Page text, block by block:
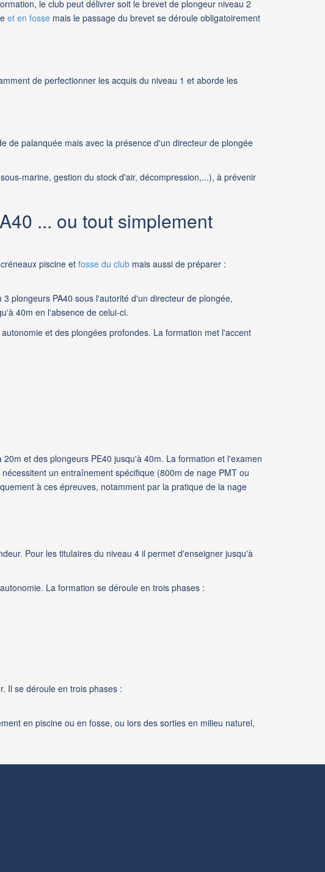
le club peut délivrer soit le brevet de plongeur niveau 2
et en fosse mais le passage du brevet se déroule obligatoirement
de perfectionner les acquis du niveau 1 et aborde les
de palanquée mais avec la présence d'un directeur de plongée
marine, gestion du stock d'air, décompression,...), à prévenir
... ou tout simplement
piscine et fosse du club mais aussi de préparer :
plongeurs PA40 sous l'autorité d'un directeur de plongée,
40m en l'absence de celui-ci.
et des plongées profondes. La formation met l'accent
et des plongeurs PE40 jusqu'à 40m. La formation et l'examen
un entraînement spécifique (800m de nage PMT ou
à ces épreuves, notamment par la pratique de la nage
Pour les titulaires du niveau 4 il permet d'enseigner jusqu'à
La formation se déroule en trois phases :
Il se déroule en trois phases :
en piscine ou en fosse, ou lors des sorties en milieu naturel,